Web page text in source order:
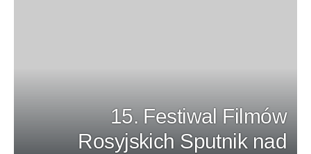
15. Festiwal Filmów
Rosyjskich Sputnik nad